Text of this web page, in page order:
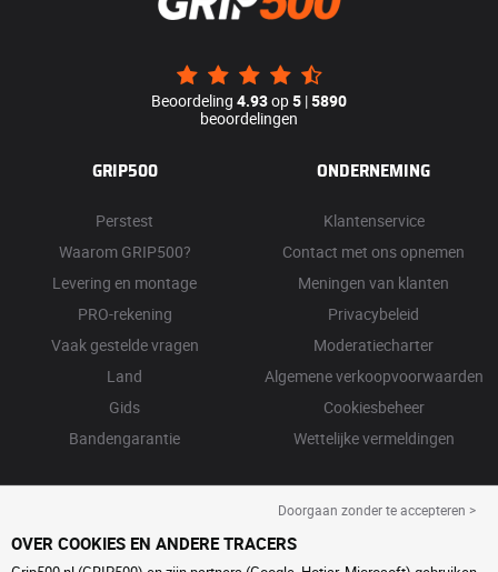
Beoordeling 4.93op5 |5890
beoordelingen
GRIP500
Perstest
Waarom GRIP500?
Levering en montage
PRO-rekening
Vaak gestelde vragen
Land
Gids
Bandengarantie
ONDERNEMING
Klantenservice
Contact met ons opnemen
Meningen van klanten
Privacybeleid
Moderatiecharter
Algemene verkoopvoorwaarden
Cookiesbeheer
Wettelijke vermeldingen
Doorgaan zonder te accepteren >
OVER COOKIES EN ANDERE TRACERS